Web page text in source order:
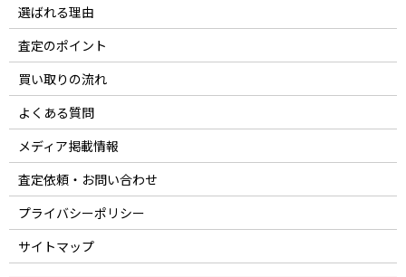
選ばれる理由
査定のポイント
買い取りの流れ
よくある質問
メディア掲載情報
査定依頼・お問い合わせ
プライバシーポリシー
サイトマップ